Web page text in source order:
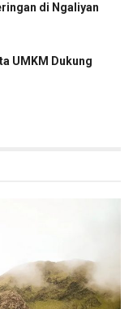
di Ngaliyan
UMKM Dukung